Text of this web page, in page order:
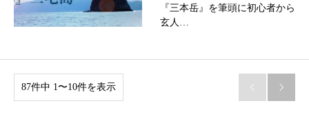
『三本岳』を筆頭に初心者から
玄人…
87件中 1〜10件を表示  